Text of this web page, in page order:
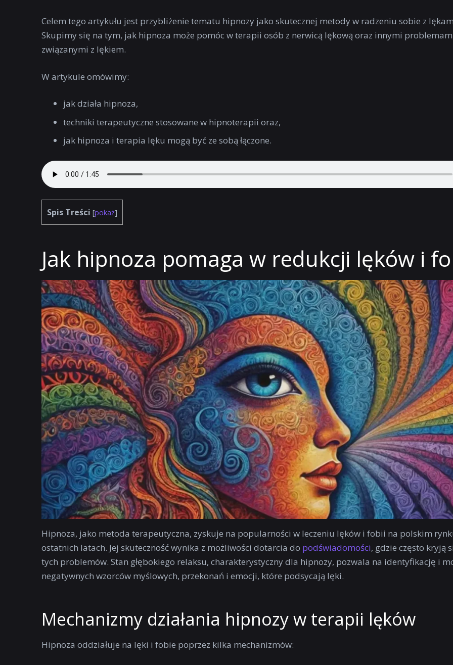
Celem tego artykułu jest przybliżenie tematu hipnozy jako skutecznej metody w radzeniu sobie z
Skupimy się na tym, jak hipnoza może pomóc w terapii osób z nerwicą lękową oraz innymi
związanymi z lękiem.
W artykule omówimy:
jak działa hipnoza,
techniki terapeutyczne stosowane w hipnoterapii oraz,
jak hipnoza i terapia lęku mogą być ze sobą łączone.
Spis Treści [pokaż]
Jak hipnoza pomaga w redukcji lęków i
Hipnoza, jako metoda terapeutyczna, zyskuje na popularności w leczeniu lęków i fobii na polskim
ostatnich latach. Jej skuteczność wynika z możliwości dotarcia do podświadomości, gdzie często kryją
tych problemów. Stan głębokiego relaksu, charakterystyczny dla hipnozy, pozwala na identyfikację i
negatywnych wzorców myślowych, przekonań i emocji, które podsycają lęki.
Mechanizmy działania hipnozy w terapii lęków
Hipnoza oddziałuje na lęki i fobie poprzez kilka mechanizmów: